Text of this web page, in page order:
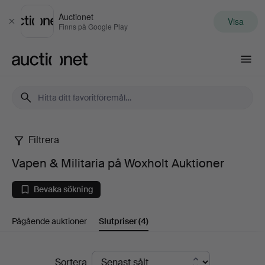
Stäng
Auctionet
Finns på Google Play Visa
Vapen
Militaria
på
Filtrera
Vapen & Militaria på Woxholt Auktioner
Bevaka sökning
Pågående auktioner Slutpriser(4)
SlutpriserSortera